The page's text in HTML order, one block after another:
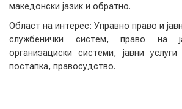
македонски јазик и обратно.
Област на интерес: Управно право и
службенички систем, право на
организациски системи, јавни
постапка, правосудство.